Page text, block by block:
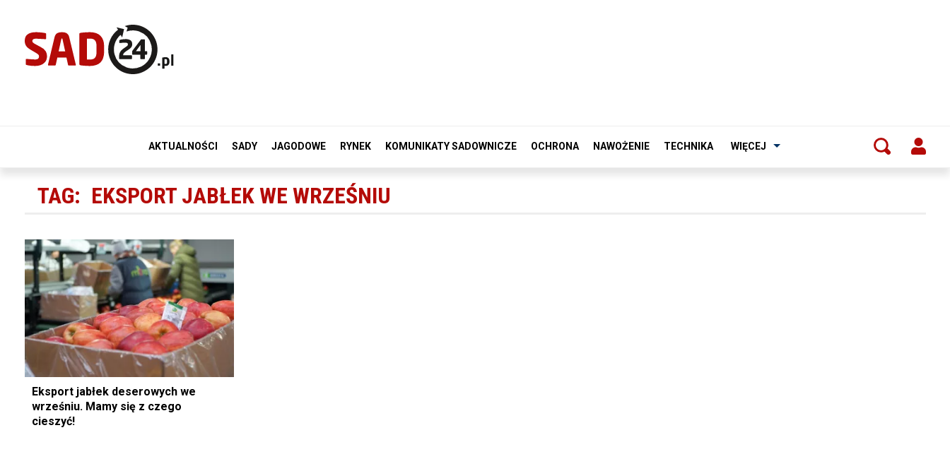
AKTUALNOŚCI SADY JAGODOWE RYNEK KOMUNIKATY SADOWNICZE OCHRONA NAWOŻENIE TECHNIKA WIĘCEJ
TAG: EKSPORT JABŁEK WE WRZEŚNIU
Eksport jabłek deserowych we
wrześniu. Mamy się z czego
cieszyć!